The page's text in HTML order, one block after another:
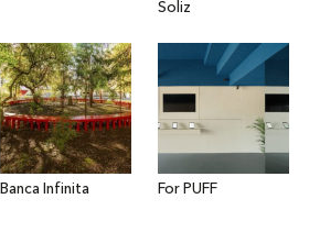
Soliz
Banca Infinita For PUFF